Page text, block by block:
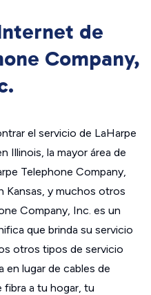
de
Company,
el servicio de LaHarpe
Illinois, la mayor área de
Telephone Company,
Kansas, y muchos otros
Company, Inc. es un
que brinda su servicio
otros tipos de servicio
en lugar de cables de
fibra a tu hogar, tu